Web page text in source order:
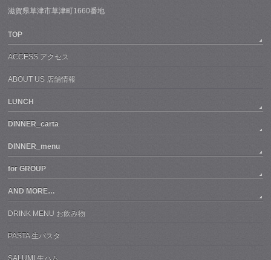
滋賀県草津市草津町1660番地
TOP
ACCESS アクセス
ABOUT US 店舗情報
LUNCH
DINNER_carta
DINNER_menu
for GROUP
AND MORE…
DRINK MENU お飲み物
PASTA 生パスタ
SALUMI 生ハム